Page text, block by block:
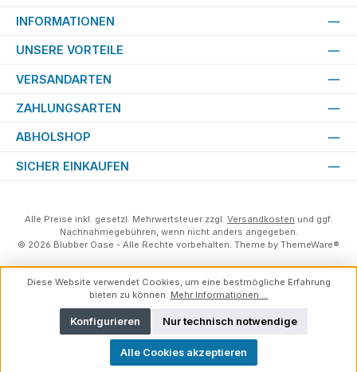
INFORMATIONEN
UNSERE VORTEILE
VERSANDARTEN
ZAHLUNGSARTEN
ABHOLSHOP
SICHER EINKAUFEN
Alle Preise inkl. gesetzl. Mehrwertsteuer zzgl. Versandkosten und ggf.
Nachnahmegebühren, wenn nicht anders angegeben.
© 2026 Blubber Oase - Alle Rechte vorbehalten. Theme by ThemeWare®
Diese Website verwendet Cookies, um eine bestmögliche Erfahrung
bieten zu können. Mehr Informationen ...
Nur technisch notwendige
Konfigurieren
Alle Cookies akzeptieren